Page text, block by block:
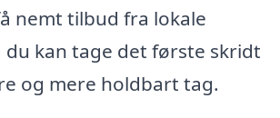
nemt tilbud fra lokale
du kan tage det første skridt
og mere holdbart tag.